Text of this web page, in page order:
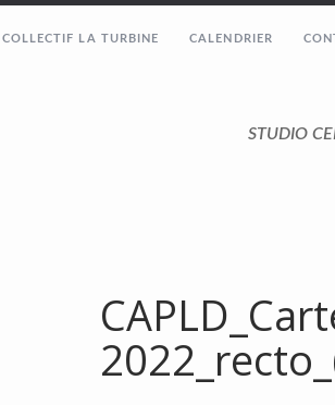
COLLECTIF LA TURBINE CALENDRIER
STUDIO